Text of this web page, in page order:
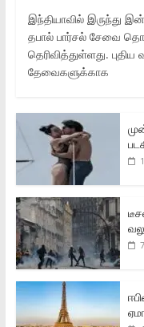
இந்தியாவில் இருந்து
தபால் பார்சல் சேவை
தெரிவித்துள்ளது.
தேவைகளுக்காக